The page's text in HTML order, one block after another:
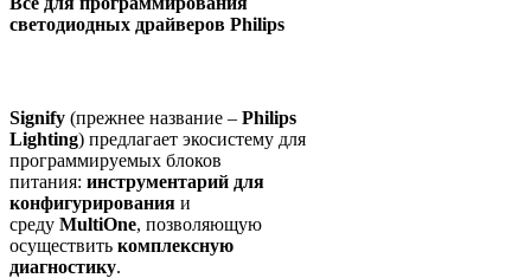
светодиодных драйверов Philips
Signify (прежнее название – Philips
Lighting) предлагает экосистему для
программируемых блоков
питания: инструментарий для
конфигурирования и
среду MultiOne, позволяющую
осуществить комплексную
диагностику.